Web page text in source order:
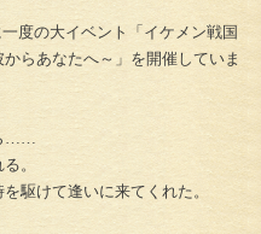
度の大イベント「イケメン戦国
らあなたへ～」を開催していま
……
。
駆けて逢いに来てくれた。